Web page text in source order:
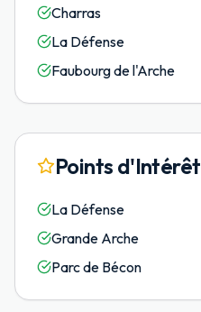
Charras
La Défense
Faubourg de l'Arche
Points d'Intérêt
La Défense
Grande Arche
Parc de Bécon